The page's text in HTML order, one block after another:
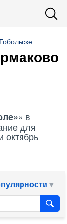
» в
для
октябрь